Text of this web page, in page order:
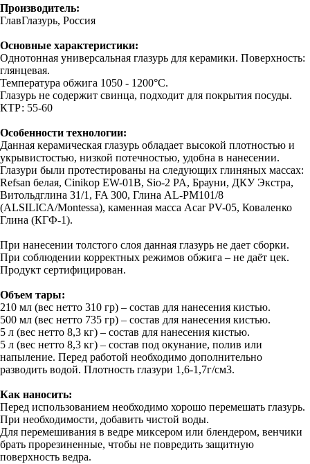
Производитель:
ГлавГлазурь, Россия
Основные характеристики:
Однотонная универсальная глазурь для керамики. Поверхность:
глянцевая.
Температура обжига 1050 - 1200°C.
Глазурь не содержит свинца, подходит для покрытия посуды.
КТР: 55-60
Особенности технологии:
Данная керамическая глазурь обладает высокой плотностью и
укрывистостью, низкой потечностью, удобна в нанесении.
Глазури были протестированы на следующих глиняных массах:
Refsan белая, Cinikop EW-01B, Sio-2 PA, Брауни, ДКУ Экстра,
Витольдглина 31/1, FA 300, Глина AL-PM101/8
(ALSILICA/Montessa), каменная масса Acar PV-05, Коваленко
Глина (КГФ-1).
При нанесении толстого слоя данная глазурь не дает сборки.
При соблюдении корректных режимов обжига – не даёт цек.
Продукт сертифицирован.
Объем тары:
210 мл (вес нетто 310 гр) – состав для нанесения кистью.
500 мл (вес нетто 735 гр) – состав для нанесения кистью.
5 л (вес нетто 8,3 кг) – состав для нанесения кистью.
5 л (вес нетто 8,3 кг) – состав под окунание, полив или
напыление. Перед работой необходимо дополнительно
разводить водой. Плотность глазури 1,6-1,7г/см3.
Как наносить:
Перед использованием необходимо хорошо перемешать глазурь.
При необходимости, добавить чистой воды.
Для перемешивания в ведре миксером или блендером, венчики
брать прорезиненные, чтобы не повредить защитную
поверхность ведра.